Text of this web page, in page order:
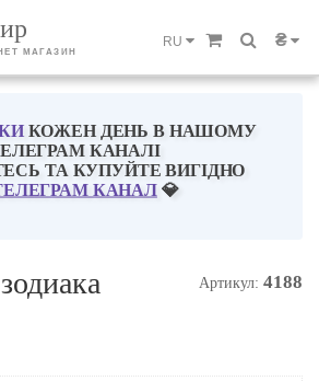
МАГАЗИН
₴
RU
КОЖЕН ДЕНЬ В НАШОМУ
КАНАЛІ
ТА КУПУЙТЕ ВИГІДНО
КАНАЛ 💎
Артикул: 4188